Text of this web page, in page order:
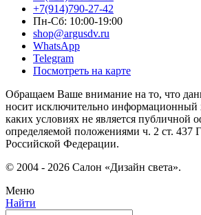
+7(914)790-27-42
Пн-Сб: 10:00-19:00
shop@argusdv.ru
WhatsApp
Telegram
Посмотреть на карте
Обращаем Ваше внимание на то, что
носит исключительно информационный
каких условиях не является публичной
определяемой положениями ч. 2 ст. 437
Российской Федерации.
© 2004 - 2026 Салон «Дизайн света».
Меню
Найти